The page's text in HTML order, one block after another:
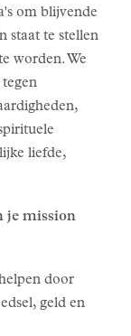
om blijvende
staat te stellen
worden. We
liefde,
je mission
door
geld en